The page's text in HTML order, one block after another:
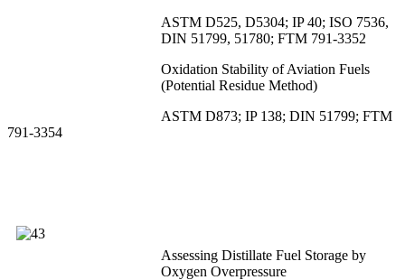
ASTM D525, D5304; IP 40; ISO 7536,
DIN 51799, 51780; FTM 791-3352
Oxidation Stability of Aviation Fuels
(Potential Residue Method)
ASTM D873; IP 138; DIN 51799; FTM
791-3354
Assessing Distillate Fuel Storage by
Oxygen Overpressure